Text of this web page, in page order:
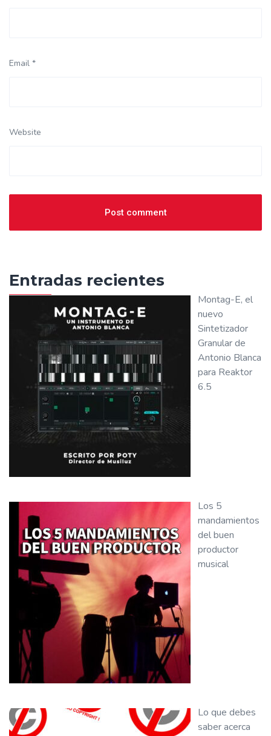
Email *
Website
Entradas recientes
Montag-E, el
nuevo
Sintetizador
Granular de
Antonio Blanca
para Reaktor
6.5
Los 5
mandamientos
del buen
productor
musical
Lo que debes
saber acerca